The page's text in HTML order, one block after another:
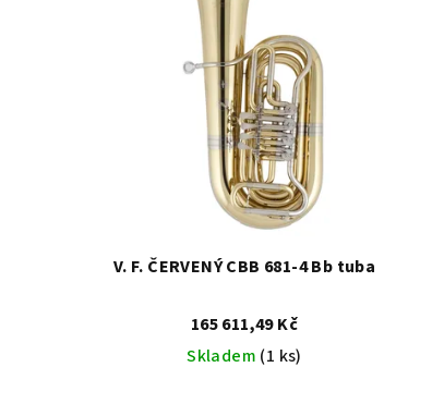
V. F. ČERVENÝ CBB 681-4 Bb tuba
165 611,49 Kč
Skladem (1 ks)